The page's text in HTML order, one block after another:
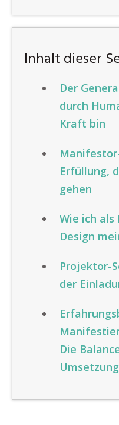
Inhalt dieser
Der
durch
Kraft bin
Erfüllung,
gehen
Wie ich
Design
Projektor-
der
Die
Umsetzung